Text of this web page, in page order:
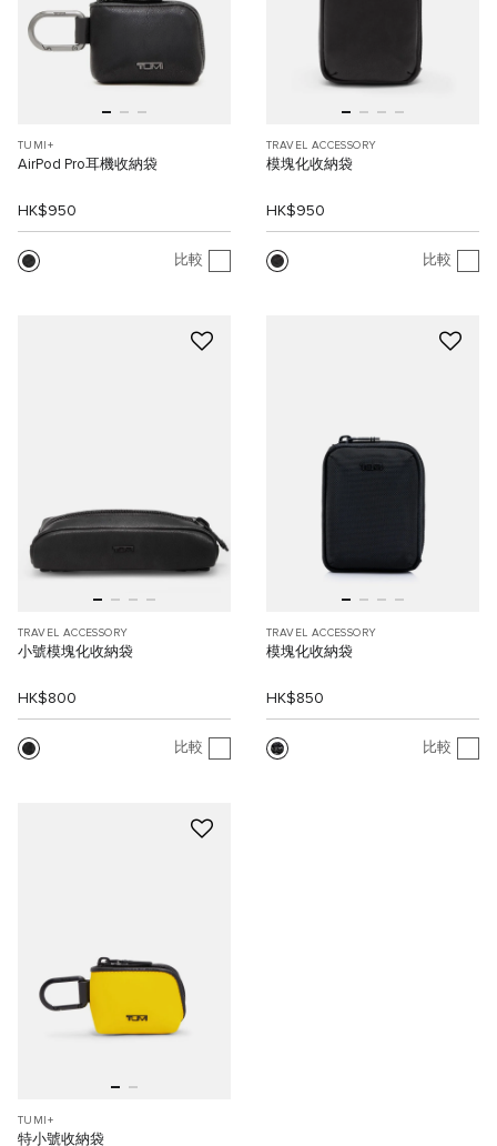
TUMI+
AirPod Pro耳機收納袋
HK$950
比較
TRAVEL ACCESSORY
模塊化收納袋
HK$950
比較
TRAVEL ACCESSORY
小號模塊化收納袋
HK$800
比較
TRAVEL ACCESSORY
模塊化收納袋
HK$850
比較
TUMI+
特小號收納袋